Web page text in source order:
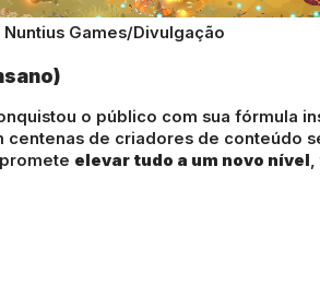
Nuntius Games/Divulgação
o público com sua fórmula
de criadores de conteúdo
elevar tudo a um novo nível ,